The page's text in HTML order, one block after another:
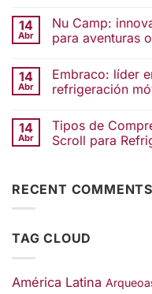
14
Abr
Nu Camp:
para aventuras
14
Abr
Embraco: líder
refrigeración
14
Abr
Tipos de
Scroll para
RECENT COMMENTS
TAG CLOUD
América Latina